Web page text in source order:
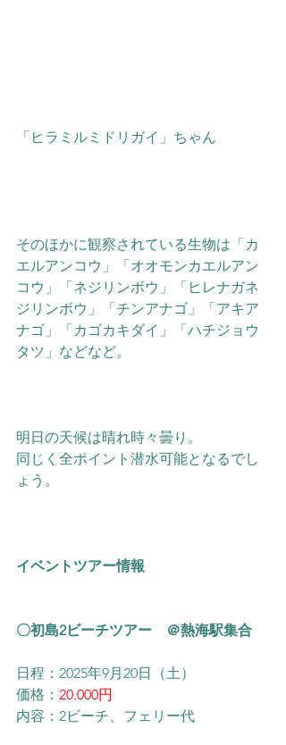
「ヒラミルミドリガイ」ちゃん
そのほかに観察されている生物は「カ
エルアンコウ」「オオモンカエルアン
コウ」「ネジリンボウ」「ヒレナガネ
ジリンボウ」「チンアナゴ」「アキア
ナゴ」「カゴカキダイ」「ハチジョウ
タツ」などなど。
明日の天候は晴れ時々曇り。
同じく全ポイント潜水可能となるでし
ょう。
イベントツアー情報
〇初島2ビーチツアー　＠熱海駅集合
日程：2025年9月20日（土）
価格： 20.000円
内容：2ビーチ、フェリー代